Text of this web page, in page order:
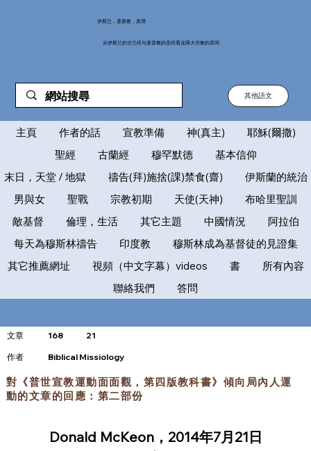
伊斯兰，基督教，真理
从伊斯兰的古兰经与基督教的圣经看这两大宗教的异同
其他語文
主頁 作者的話 宣教準備 神(真主)
耶穌(爾撒)
聖經
古蘭經 穆罕默德
基本信仰
末日，天堂 / 地獄
禱告(拜)施捨(課)禁食(齋)
伊斯蘭的統治
男與女
聖戰 宗教初期 天使(天神)
布哈里聖訓
敵基督
倫理，生活 其它主題 中國情況
阿拉伯
每天為穆斯林禱告
印度教
穆斯林成為基督徒的見證集
其它推薦網址
視頻（中文字幕）videos 書
所有內容
聯絡我們
答問
文章 168 21
​作者 Biblical Missiology
對《普世宣教運動面面觀，第四版教科書》傾向局內人運
動的文章的回應：第二部份
Donald McKeon，2014年7月21日